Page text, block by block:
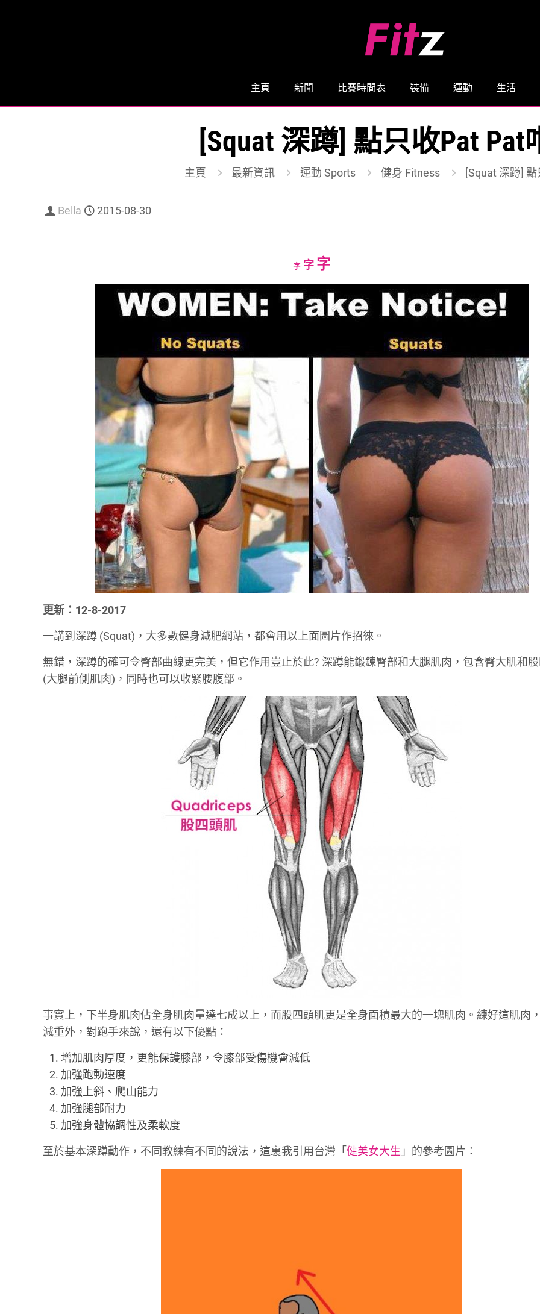
主頁 新聞 比賽時間表 裝備 運動 生活
[Squat 深蹲] 點只收Pat Pat
主頁 最新資訊 運動 Sports 健身 Fitness [Squat 深蹲]
Bella 2015-08-30
字Decrease
size.
字Reset
size.
字Increase
font
size.
更新：12-8-2017
一講到深蹲 (Squat)，大多數健身減肥網站，都會用以上面圖片作招徠。
無錯，深蹲的確可令臀部曲線更完美，但它作用豈止於此? 深蹲能鍛鍊臀部和大腿肌肉，包含臀大肌和
(大腿前側肌肉)，同時也可以收緊腰腹部。
事實上，下半身肌肉佔全身肌肉量達七成以上，而股四頭肌更是全身面積最大的一塊肌肉。練好這肌肉
減重外，對跑手來說，還有以下優點：
增加肌肉厚度，更能保護膝部，令膝部受傷機會減低
加強跑動速度
加強上斜、爬山能力
加強腿部耐力
加強身體協調性及柔軟度
至於基本深蹲動作，不同教練有不同的說法，這裏我引用台灣「健美女大生 」的參考圖片：